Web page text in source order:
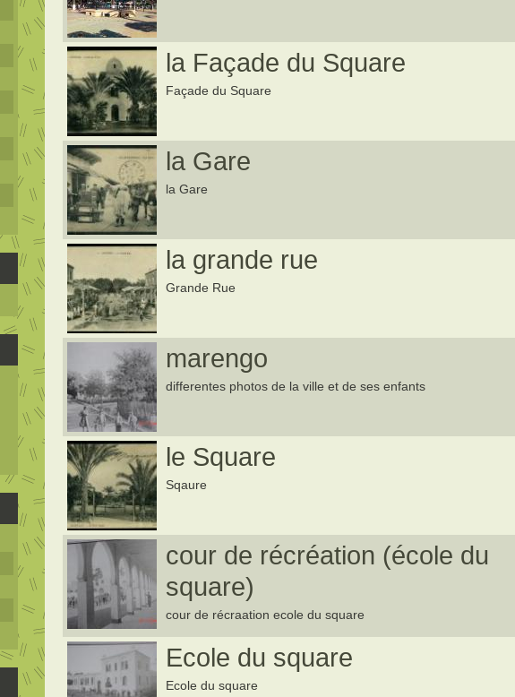
la Façade du Square
Façade du Square
la Gare
la Gare
la grande rue
Grande Rue
marengo
differentes photos de la ville et de ses enfants
le Square
Sqaure
cour de récréation (école du
square)
cour de récraation ecole du square
Ecole du square
Ecole du square